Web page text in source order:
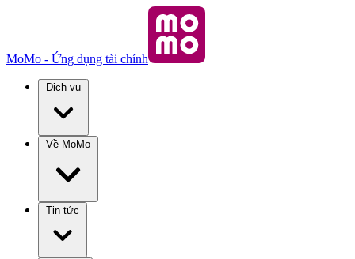
MoMo - Ứng dụng tài chính
Dịch vụ
Về MoMo
Tin tức